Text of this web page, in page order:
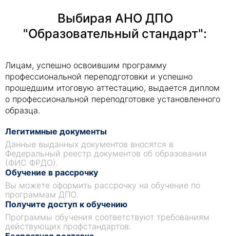
Выбирая АНО ДПО
"Образовательный стандарт":
Лицам, успешно освоившим программу
профессиональной переподготовки и успешно
прошедшим итоговую аттестацию, выдается диплом
о профессиональной переподготовке установленного
образца.
Легитимные документы
Данные выданных документов вносятся в
Федеральный реестр документов об образовании
(ФИС ФРДО).
Обучение в рассрочку
Вы можете оформить рассрочку на обучение по
программам ДПО.
Получите доступ к обучению
Программы обучения соответствуют требованиям
действующих профстандартов.